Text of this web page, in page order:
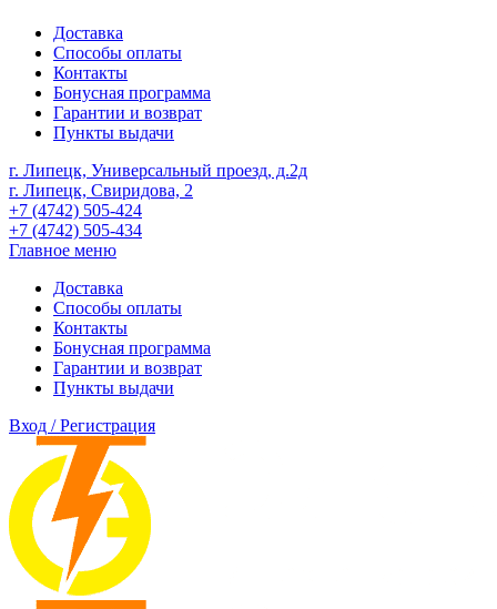
Доставка
Способы оплаты
Контакты
Бонусная программа
Гарантии и возврат
Пункты выдачи
г. Липецк, Универсальный проезд, д.2д
г. Липецк, Свиридова, 2
+7 (4742) 505-424
+7 (4742) 505-434
Главное меню
Доставка
Способы оплаты
Контакты
Бонусная программа
Гарантии и возврат
Пункты выдачи
Вход / Регистрация